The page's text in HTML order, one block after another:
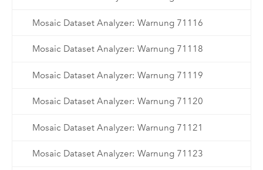
Mosaic Dataset Analyzer: Warnung 71116
Mosaic Dataset Analyzer: Warnung 71118
Mosaic Dataset Analyzer: Warnung 71119
Mosaic Dataset Analyzer: Warnung 71120
Mosaic Dataset Analyzer: Warnung 71121
Mosaic Dataset Analyzer: Warnung 71123